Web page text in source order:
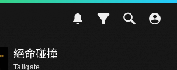
絕命碰撞
Tailgate